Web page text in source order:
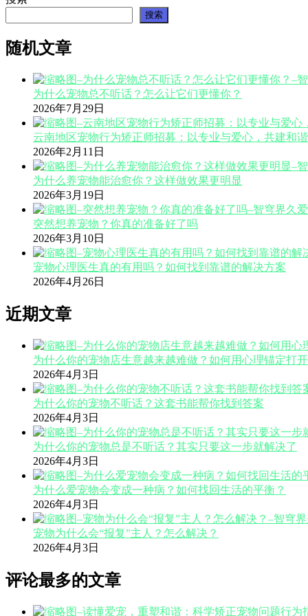
搜索
随机文章
为什么宠物总不听话？怎么让它们更懂你？
2026年7月29日
云南地区宠物行为矫正师招募：以专业与爱心，共建和
2026年2月11日
为什么养宠物能治愈你？这样做效果更明显
2026年3月19日
突然想养宠物？你真的准备好了吗
2026年3月10日
宠物心理医生真的有用吗？如何找到靠谱的解决方案
2026年4月26日
近期文章
为什么你的宠物店生意越来越难做？如何用心理锚定打
2026年4月3日
为什么你的宠物不听话？这套书能帮你找到答案
2026年4月3日
为什么你的宠物总是不听话？其实只要这一步就解决了
2026年4月3日
为什么爱宠物会变成一种病？如何找回生活的平衡？
2026年4月3日
宠物为什么会“报复”主人？怎么解决？
2026年4月3日
评论最多的文章